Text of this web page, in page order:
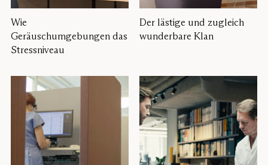
Wie
Geräuschumgebungen das
Stressniveau
Der lästige und zugleich
wunderbare Klan